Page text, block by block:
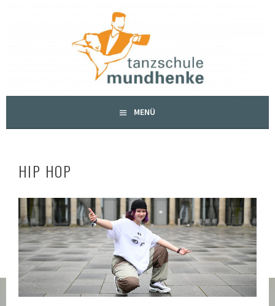
TANZSCHULE MUNDHENKE
MENÜ
HIP HOP